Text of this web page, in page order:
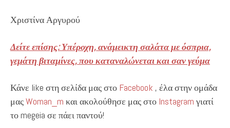
Χριστίνα Αργυρού
Δείτε επίσης: Υπέροχη, ανάμεικτη σαλάτα με όσπρια,
γεμάτη βιταμίνες, που καταναλώνεται και σαν γεύμα
Κάνε like στη σελίδα μας στο Facebook , έλα στην ομάδα
μαςWoman_m και ακολούθησε μας στο Instagram γιατί
το megeia σε πάει παντού!